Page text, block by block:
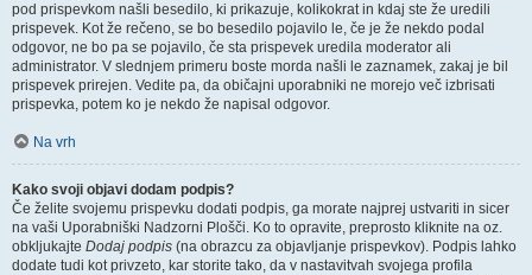
pod prispevkom našli besedilo, ki prikazuje, kolikokrat in kdaj ste že uredili
prispevek. Kot že rečeno, se bo besedilo pojavilo le, če je že nekdo podal
odgovor, ne bo pa se pojavilo, če sta prispevek uredila moderator ali
administrator. V slednjem primeru boste morda našli le zaznamek, zakaj je bil
prispevek prirejen. Vedite pa, da običajni uporabniki ne morejo več izbrisati
prispevka, potem ko je nekdo že napisal odgovor.
Na vrh
Kako svoji objavi dodam podpis?
Če želite svojemu prispevku dodati podpis, ga morate najprej ustvariti in sicer
na vaši Uporabniški Nadzorni Plošči. Ko to opravite, preprosto kliknite na oz.
obkljukajte Dodaj podpis (na obrazcu za objavljanje prispevkov). Podpis lahko
dodate tudi kot privzeto, kar storite tako, da v nastavitvah svojega profila